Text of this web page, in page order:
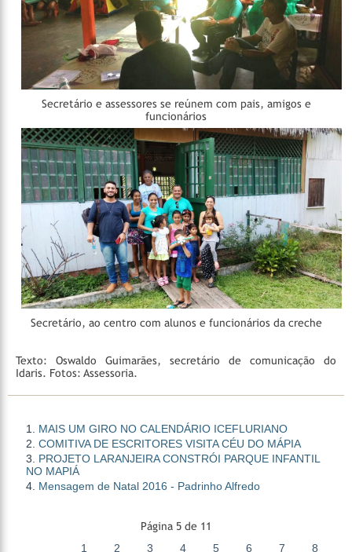
Secretário e assessores se reúnem com pais, amigos e
funcionários
Secretário, ao centro com alunos e funcionários da creche
Texto: Oswaldo Guimarães, secretário de comunicação do
Idaris. Fotos: Assessoria.
MAIS UM GIRO NO CALENDÁRIO ICEFLURIANO
COMITIVA DE ESCRITORES VISITA CÉU DO MÁPIA
PROJETO LARANJEIRA CONSTRÓI PARQUE INFANTIL
NO MAPIÁ
Mensagem de Natal 2016 - Padrinho Alfredo
Página 5 de 11
1
2 3 4 5 6 7
8